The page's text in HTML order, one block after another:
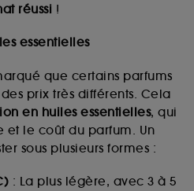
réussi !
essentielles
que certains parfums
prix très différents. Cela
en huiles essentielles, qui
le coût du parfum. Un
sous plusieurs formes :
: La plus légère, avec 3 à 5